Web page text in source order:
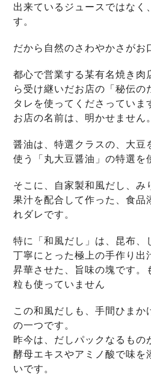
出来ているジュースではなく
す。
だから自然のさわやかさがお
都心で営業する某有名焼き肉
ら受け継いだお店の「秘伝の
タレを使ってくださっていま
お店の名前は、明かせません。
醤油は、特選クラスの、大豆
使う「丸大豆醤油」の特選を
そこに、自家製和風だし、み
果汁を配合して作った、食品
れダレです。
特に「和風だし」は、昆布、
丁寧にとった極上の手作り出
昇華させた、旨味の塊です。
粒も使っていません
この和風だしも、手間ひまか
の一つです。
昨今は、だしパックなるもの
酵母エキスやアミノ酸で味を
いです。